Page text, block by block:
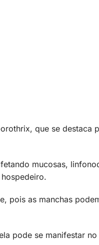
que se destaca
mucosas,
pois as manchas
pode se manifestar no